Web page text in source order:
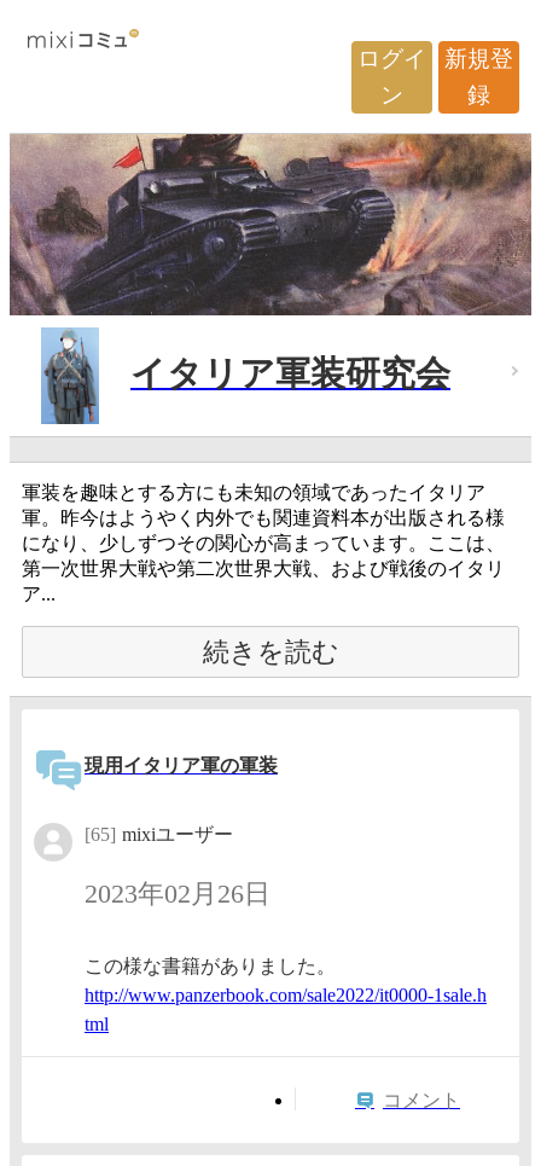
ログイ
ン
新規登
録
イタリア軍装研究会
軍装を趣味とする方にも未知の領域であったイタリア
軍。昨今はようやく内外でも関連資料本が出版される様
になり、少しずつその関心が高まっています。ここは、
第一次世界大戦や第二次世界大戦、および戦後のイタリ
ア...
続きを読む
現用イタリア軍の軍装
[65] mixiユーザー
2023年02月26日
この様な書籍がありました。
http://www.panzerbook.com/sale2022/it0000-1sale.h
tml
コメント